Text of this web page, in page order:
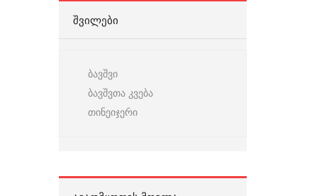
ᲨᲕᲘᲚᲔᲑᲘ
ბავშვი
ბავშვთა კვება
თინეიჯერი